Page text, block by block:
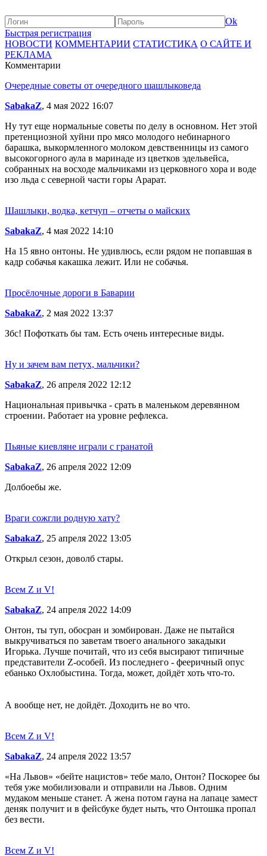
Ok
Быстрая регистрация
НОВОСТИ КОММЕНТАРИИ СТАТИСТИКА О САЙТЕ И
РЕКЛАМА
Комментарии
Очередные советы от очередного шашлыковеда
SabakaZ, 4 мая 2022 16:07
Ну тут еще нормальные советы по делу в основном. Нет этой
претенциозной хуйни про мясо молодого небинарного
барашка, выкормленного молоком девственницы из самого
высокогорного аула в маринаде из цветков эдельвейса,
собранных на восходе мальчиками из церковного хора и воде
изо льда с северной части горы Арарат.
Шашлыки, водка, кетчуп – отчеты о майских
SabakaZ, 4 мая 2022 14:10
На 15 явно онтоны. Не удивлюсь, если рядом не попавшая в
кадр собачья какашка лежит. Или не собачья.
Просёлочные дороги в Баварии
SabakaZ, 2 мая 2022 13:37
Збс! Пофоткать бы там. Есть очень интересные виды.
Ну и зачем вам петух, мальчики?
SabakaZ, 26 апреля 2022 12:12
Национальная привычка - срать в маленьком деревянном
строении. Работает на уровне рефлекса.
Пьяные киевляне играли с гранатой
SabakaZ, 26 апреля 2022 12:09
Долбоебы же.
Враги сожгли родную хату?
SabakaZ, 25 апреля 2022 13:05
Открыл сезон, доволб стары.
Всем Z и V!
SabakaZ, 24 апреля 2022 14:09
Онтон, ты туп, обосран и зомбирован. Даже не пытайся
выкручиваться по заветам твоего анального закадыки
Игорька. Лучше почитай, что из себя высирают типичные
представители Z-особей. Из последнего - фееричный опус
ебанько Охлобыстина. Тогда, может, дойдёт хоть что-то.
А вообще нет, не дойдёт. Доходить не во что.
Всем Z и V!
SabakaZ, 24 апреля 2022 13:57
«На Львов» «бейте нацистов» тебе мало, Онтон? Поскорее бы
тебя уже мобилизовали и отправили на Львов. Одним
мудаком меньше станет. А жена потом гауна на лапаце замест
деняк получит и в фейсбуке будет ныть, что Онтошка пропал
без вести.
Всем Z и V!